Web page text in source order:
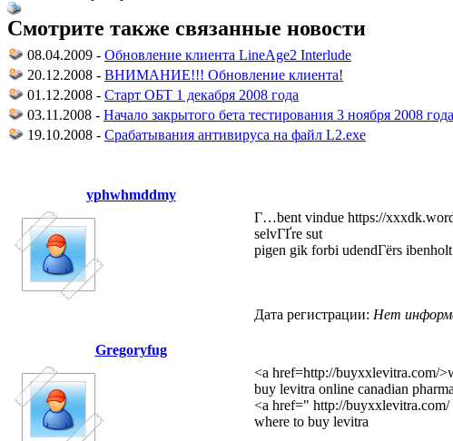
Смотрите также связанные новости
08.04.2009 - Обновление клиента LineAge2 Interlude
20.12.2008 - ВНИМАНИЕ!!! Обновление клиента!
01.12.2008 - Старт ОБТ 1 декабря 2008 года
03.11.2008 - Начало закрытого бета тестирования 3 ноября 2008 года
19.10.2008 - Срабатывания антивируса на файл L2.exe
yphwhmddmy
Г…bent vindue https://
selvГҐre sut
pigen gik forbi udendГёrs
Дата регистрации: Нет
Gregoryfug
<a href=http://buyxxlevitra.com/
buy levitra online canadian
<a href=" http://
where to buy levitra